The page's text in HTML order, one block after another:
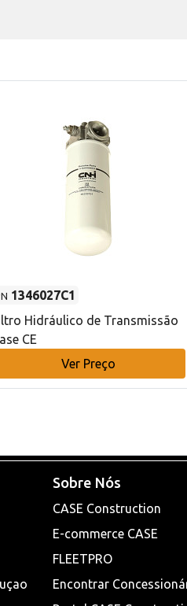
1346027C1
Hidráulico de Transmissão
CE
Ver Preço
Sobre Nós
CASE Construction
E-commerce CASE
FLEETPRO
Encontrar